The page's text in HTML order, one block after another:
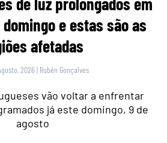
e estas são as
afetadas
2026 | Rubén Gonçalves
vão voltar a enfrentar
já este domingo, 9 de
agosto